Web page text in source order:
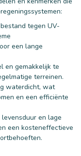
tegen UV-
een lange
en gemakkelijk te
terreinen.
waterdicht, wat
en een efficiënte
en lage
een kosteneffectieve